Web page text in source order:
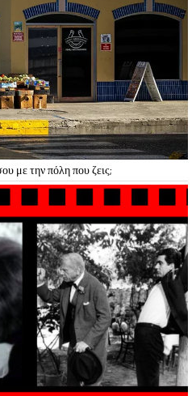
με την πόλη που ζεις;